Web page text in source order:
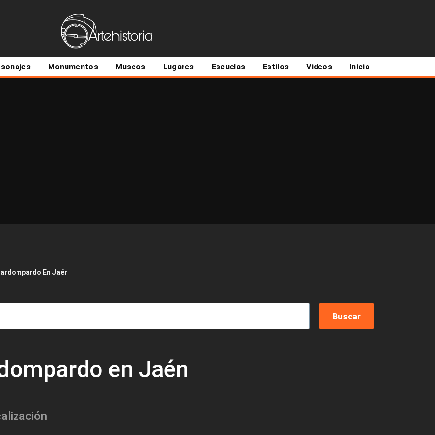
Monumentos Museos Lugares Escuelas Estilos Videos Inicio
ayuda a la navegación
En Jaén
en Jaén